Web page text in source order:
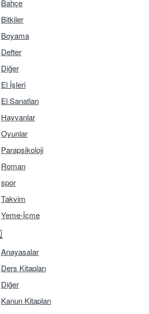
Bahçe
Bitkiler
Boyama
Defter
Diğer
El İşleri
El Sanatları
Hayvanlar
Oyunlar
Parapsikoloji
Roman
spor
Takvim
Yeme-İçme
Anayasalar
Ders Kitapları
Diğer
Kanun Kitapları